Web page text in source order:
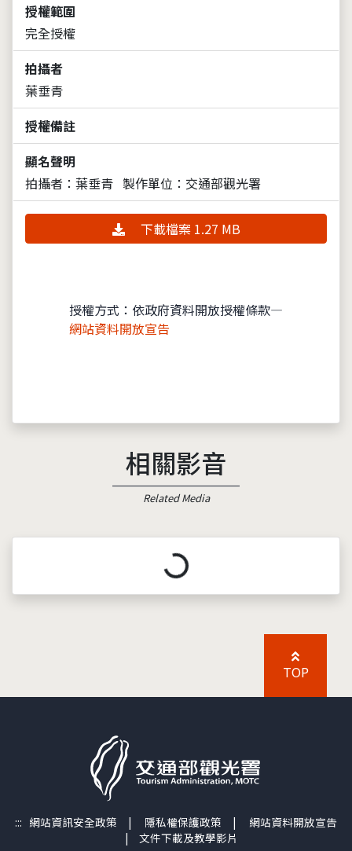
授權範圍
完全授權
拍攝者
葉垂青
授權備註
顯名聲明
拍攝者：葉垂青 製作單位：交通部觀光署
下載檔案 1.27 MB
授權方式：依政府資料開放授權條款—
網站資料開放宣告
相關影音
Related Media
載入中...
TOP
::: 網站資訊安全政策 | 隱私權保護政策 | 網站資料開放宣告
| 文件下載及教學影片